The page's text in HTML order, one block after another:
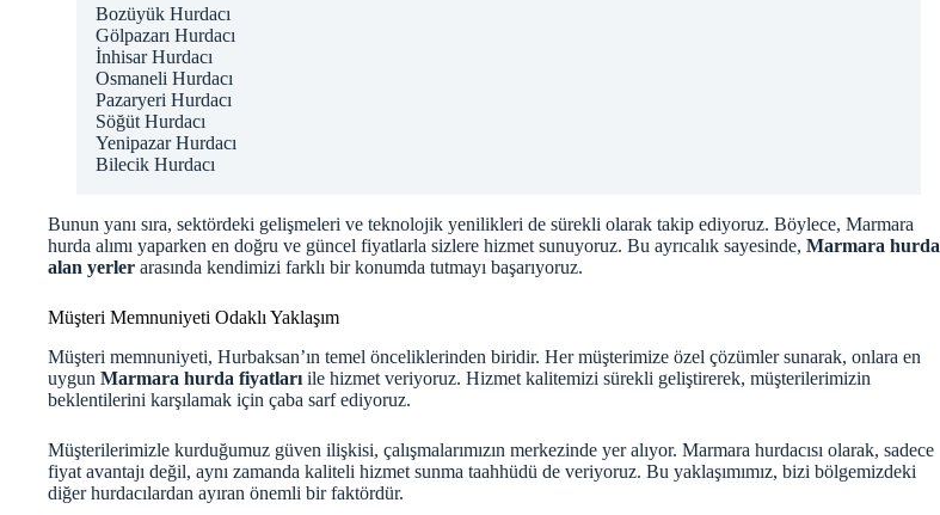
Bozüyük Hurdacı
Gölpazarı Hurdacı
İnhisar Hurdacı
Osmaneli Hurdacı
Pazaryeri Hurdacı
Söğüt Hurdacı
Yenipazar Hurdacı
Bilecik Hurdacı
Bunun yanı sıra, sektördeki gelişmeleri ve teknolojik yenilikleri de sürekli olarak takip ediyoruz. Böylece, Marmara
hurda alımı yaparken en doğru ve güncel fiyatlarla sizlere hizmet sunuyoruz. Bu ayrıcalık sayesinde, Marmara hurda
alan yerler arasında kendimizi farklı bir konumda tutmayı başarıyoruz.
Müşteri Memnuniyeti Odaklı Yaklaşım
Müşteri memnuniyeti, Hurbaksan’ın temel önceliklerinden biridir. Her müşterimize özel çözümler sunarak, onlara en
uygun Marmara hurda fiyatları ile hizmet veriyoruz. Hizmet kalitemizi sürekli geliştirerek, müşterilerimizin
beklentilerini karşılamak için çaba sarf ediyoruz.
Müşterilerimizle kurduğumuz güven ilişkisi, çalışmalarımızın merkezinde yer alıyor. Marmara hurdacısı olarak, sadece
fiyat avantajı değil, aynı zamanda kaliteli hizmet sunma taahhüdü de veriyoruz. Bu yaklaşımımız, bizi bölgemizdeki
diğer hurdacılardan ayıran önemli bir faktördür.